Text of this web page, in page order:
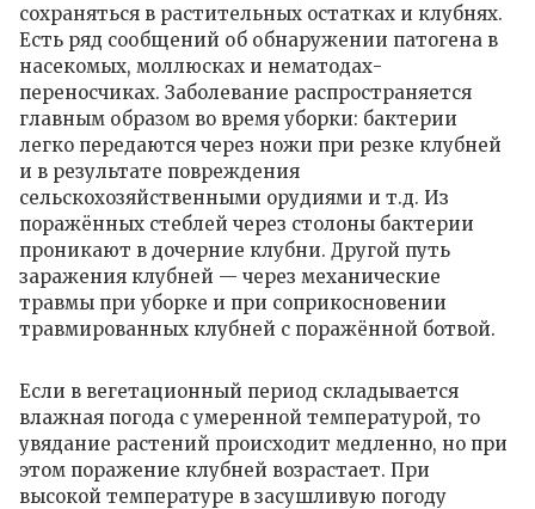
сохраняться в растительных остатках и клубнях.
Есть ряд сообщений об обнаружении патогена в
насекомых, моллюсках и нематодах-
переносчиках. Заболевание распространяется
главным образом во время уборки: бактерии
легко передаются через ножи при резке клубней
и в результате повреждения
сельскохозяйственными орудиями и т.д. Из
поражённых стеблей через столоны бактерии
проникают в дочерние клубни. Другой путь
заражения клубней — через механические
травмы при уборке и при соприкосновении
травмированных клубней с поражённой ботвой.
Если в вегетационный период складывается
влажная погода с умеренной температурой, то
увядание растений происходит медленно, но при
этом поражение клубней возрастает. При
высокой температуре в засушливую погоду